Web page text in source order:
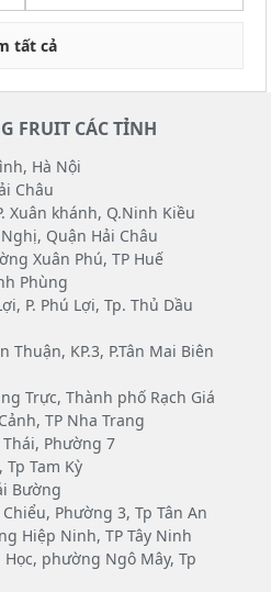
tất cả
FRUIT CÁC TỈNH
Hà Nội
Châu
Xuân khánh, Q.Ninh Kiều
Quận Hải Châu
Xuân Phú, TP Huế
Phùng
P. Phú Lợi, Tp. Thủ Dầu
Thuận, KP.3, P.Tân Mai Biên
Trực, Thành phố Rạch Giá
TP Nha Trang
Phường 7
Tam Kỳ
Bường
Phường 3, Tp Tân An
Hiệp Ninh, TP Tây Ninh
phường Ngô Mây, Tp